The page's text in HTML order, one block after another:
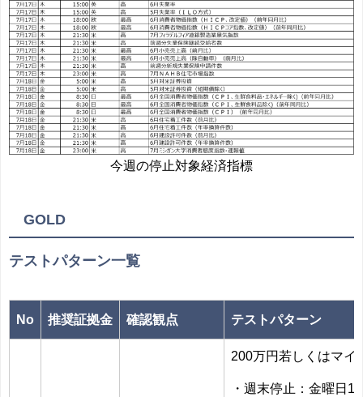
今週の停止対象経済指標
GOLD
テストパターン一覧
No 推奨証拠金 確認観点 テストパターン
200万円若しくはマイ
・週末停止：金曜日